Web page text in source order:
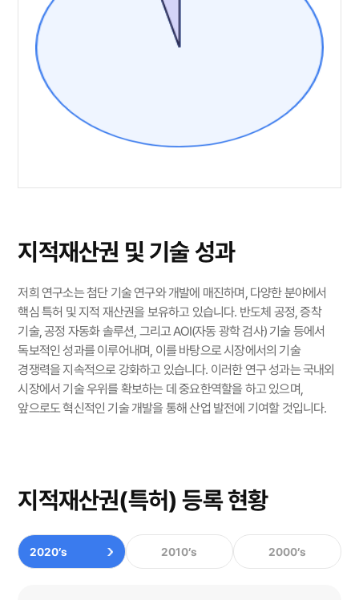
지적재산권 및 기술 성과
저희 연구소는 첨단 기술 연구와 개발에 매진하며, 다양한 분야에서
핵심 특허 및 지적 재산권을 보유하고 있습니다. 반도체 공정, 증착
기술, 공정 자동화 솔루션, 그리고 AOI(자동 광학 검사) 기술 등에서
독보적인 성과를 이루어내며, 이를 바탕으로 시장에서의 기술
경쟁력을 지속적으로 강화하고 있습니다. 이러한 연구 성과는 국내외
시장에서 기술 우위를 확보하는 데 중요한역할을 하고 있으며,
앞으로도 혁신적인 기술 개발을 통해 산업 발전에 기여할 것입니다.
지적재산권(특허) 등록 현황
2020’s 2010’s 2000’s